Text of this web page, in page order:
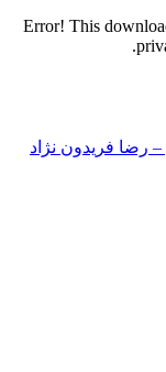
Error! This
رضا فریدون نژاد